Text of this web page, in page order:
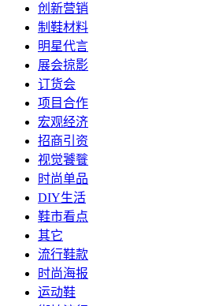
创新营销
制鞋材料
明星代言
展会掠影
订货会
项目合作
宏观经济
招商引资
视觉饕餮
时尚单品
DIY生活
鞋市看点
其它
流行鞋款
时尚海报
运动鞋